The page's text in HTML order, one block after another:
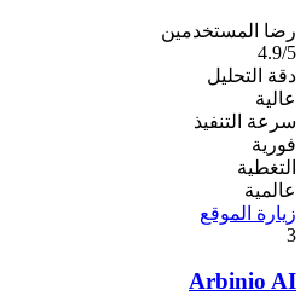
رضا المستخدمين
4.9/5
دقة التحليل
عالية
سرعة التنفيذ
فورية
التغطية
عالمية
زيارة الموقع
3
Arbinio AI